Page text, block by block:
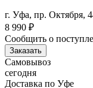
г. Уфа, пр. Октября,
8 990 ₽
Сообщить о
Заказать
Самовывоз
сегодня
Доставка по Уфе